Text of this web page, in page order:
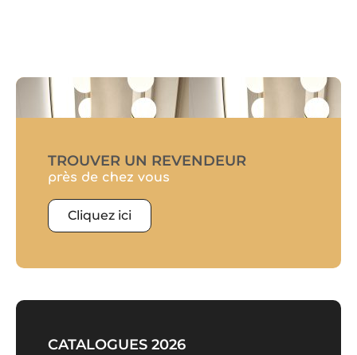
TROUVER UN REVENDEUR
près de chez vous
Cliquez ici
CATALOGUES 2026